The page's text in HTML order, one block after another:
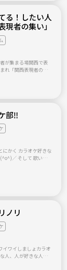
楽しめる物から 始め
ちらでも
まってます！ 気楽
お
る！したい人
現者の集い」
が集まる場関西で表
れ「関西表現者の集
性を高め合う ゆるく
が集まれ
に自分の世界が広が
表現活動を
たい意思があれば、
っとホームな交流会
みんなが話ができる
ルは問いません。お
い開催
22日（18：00～
：00～です。
催者は舞台役者） ☆
文化館ピエロハーバ
ンです。 (地下鉄御
部‼️
にかく カラオケ好きな
歌いまく
ノリ
イワイしましょカラオ
人、人が好きな人、